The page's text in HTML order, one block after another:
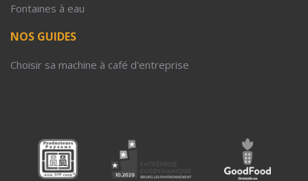
Fontaines à eau
NOS GUIDES
Choisir sa machine à café d'entreprise